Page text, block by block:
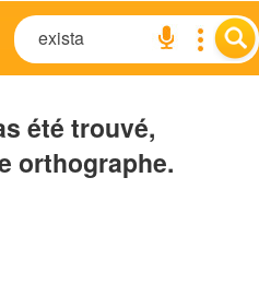
été trouvé,
orthographe.